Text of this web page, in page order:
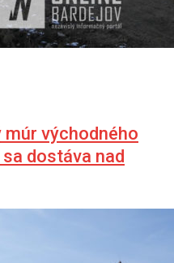
múr východného
dostáva nad